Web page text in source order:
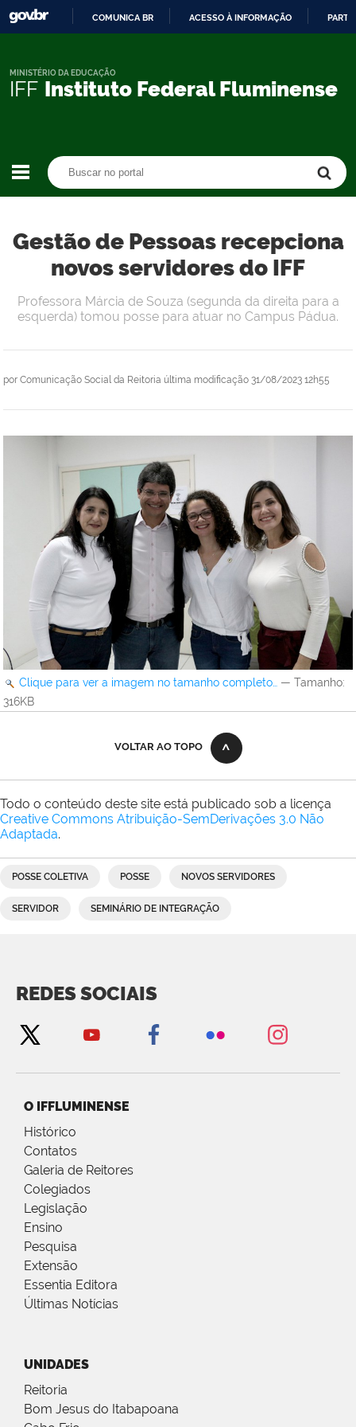
CONTEÚDO
COMUNICA BR ACESSO À INFORMAÇÃO
IFF Instituto Federal Fluminense
MINISTÉRIO DA EDUCAÇÃO
Gestão de Pessoas recepciona
novos servidores do IFF
por Comunicação Social da Reitoria última modificação 31/08/2023 12h55
Professora Márcia de Souza (segunda da direita para a
esquerda) tomou posse para atuar no Campus Pádua.
Clique para ver a imagem no tamanho completo… — Tamanho:
316KB
VOLTAR AO TOPO
Todo o conteúdo deste site está publicado sob a licença
Creative Commons Atribuição-SemDerivações 3.0 Não
Adaptada.
POSSE COLETIVA POSSE NOVOS SERVIDORES
SERVIDOR SEMINÁRIO DE INTEGRAÇÃO
REDES SOCIAIS
O IFFLUMINENSE
Histórico
Contatos
Galeria de Reitores
Colegiados
Legislação
Ensino
Pesquisa
Extensão
Essentia Editora
Últimas Notícias
UNIDADES
Reitoria
Bom Jesus do Itabapoana